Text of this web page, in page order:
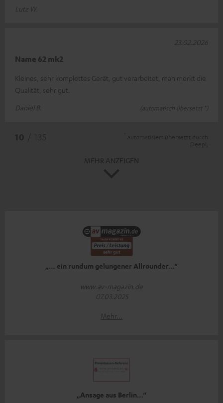
Lutz W.
Name 62 mk2
Kleines, sehr komplettes Gerät, gut verarbeitet, man merkt die
Qualität, sehr gut.
Daniel B.
(automatisch übersetzt *)
23.02.2026
„… ein rundum gelungener Allrounder…“
www.av-magazin.de
07.03.2025
Mehr...
„Ansage aus Berlin…“